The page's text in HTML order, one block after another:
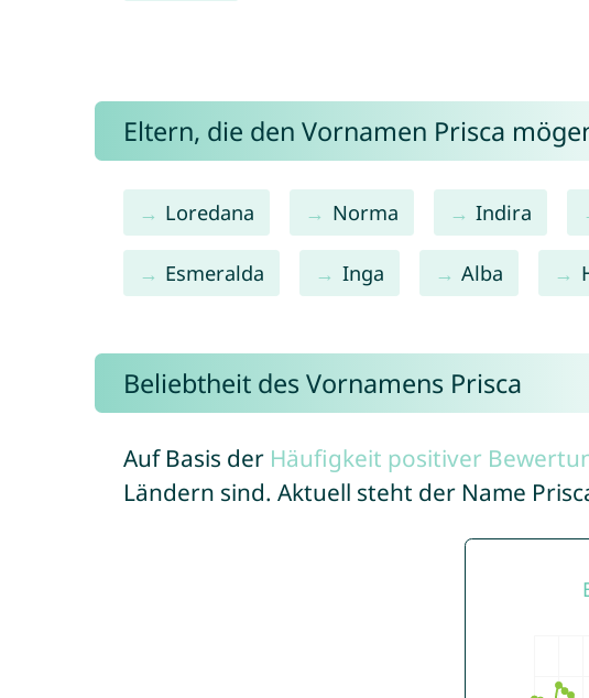
Eltern, die den Vornamen Prisca
Loredana Norma Indira
Esmeralda Inga Alba
Beliebtheit des Vornamens Prisca
Auf Basis der Häufigkeit positiver
Ländern sind. Aktuell steht der Name